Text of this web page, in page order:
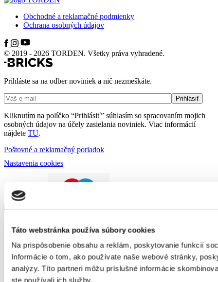
Táto webstránka používa súbory cookies
Na prispôsobenie obsahu a reklám, poskytovanie funkcií
Informácie o tom, ako používate naše webové stránky,
analýzy. Títo partneri môžu príslušné informácie
ste používali ich služby.
Obchodné a reklamačné podmienky
Ochrana osobných údajov
© 2019 - 2026 TORDEN. Všetky práva vyhradené.
Prihláste sa na odber noviniek a nič nezmeškáte.
Kliknutím na políčko “Prihlásiť” súhlasím so spracovaním mojich
osobných údajov na účely zasielania noviniek. Viac informácií
nájdete TU.
Poštovné a reklamačný poriadok
Nastavenia cookies